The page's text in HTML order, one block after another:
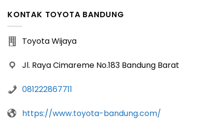
KONTAK TOYOTA BANDUNG
Toyota Wijaya
Jl. Raya Cimareme No.183 Bandung Barat
081222867711
https://www.toyota-bandung.com/